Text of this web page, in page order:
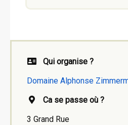
Qui organise ?
Domaine Alphonse
Ca se passe où ?
3 Grand Rue